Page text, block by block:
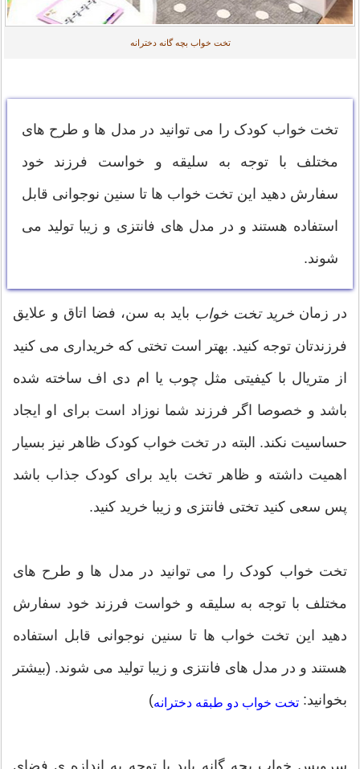
تخت خواب بچه گانه دخترانه
تخت خواب کودک را می توانید در مدل ها و طرح های
مختلف با توجه به سلیقه و خواست فرزند خود
سفارش دهید این تخت خواب ها تا سنین نوجوانی قابل
استفاده هستند و در مدل های فانتزی و زیبا تولید می
شوند.
در زمان خرید تخت خواب باید به سن، فضا اتاق و علایق
فرزندتان توجه کنید. بهتر است تختی که خریداری می کنید
از متریال با کیفیتی مثل چوب یا ام دی اف ساخته شده
باشد و خصوصا اگر فرزند شما نوزاد است برای او ایجاد
حساسیت نکند. البته در تخت خواب کودک ظاهر نیز بسیار
اهمیت داشته و ظاهر تخت باید برای کودک جذاب باشد
پس سعی کنید تختی فانتزی و زیبا خرید کنید.
تخت خواب کودک را می توانید در مدل ها و طرح های
مختلف با توجه به سلیقه و خواست فرزند خود سفارش
دهید این تخت خواب ها تا سنین نوجوانی قابل استفاده
هستند و در مدل های فانتزی و زیبا تولید می شوند. (بیشتر
بخوانید: تخت خواب دو طبقه دخترانه)
سرویس خواب بچه گانه باید با توجه به اندازه ی فضای